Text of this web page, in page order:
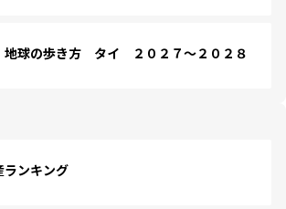
球の歩き方 タイ ２０２７～２０２８
ランキング